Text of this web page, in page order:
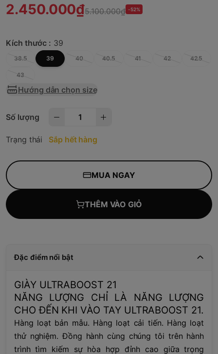
2.450.000₫5.100.000₫ -52%
Kích thước : 39
38.5 39 40 40.5 41 42 42.5
43
Hướng dẫn chọn size
Số lượng
Trạng thái Sắp hết hàng
MUA NGAY
THÊM VÀO GIỎ
Đặc điểm nổi bật
GIÀY ULTRABOOST 21
NĂNG LƯỢNG CHỈ LÀ NĂNG LƯỢNG
CHO ĐẾN KHI VÀO TAY ULTRABOOST 21.
Hàng loạt bản mẫu. Hàng loạt cải tiến. Hàng loạt
thử nghiệm. Đồng hành cùng chúng tôi trên hành
trình tìm kiếm sự hòa hợp đỉnh cao giữa trọng